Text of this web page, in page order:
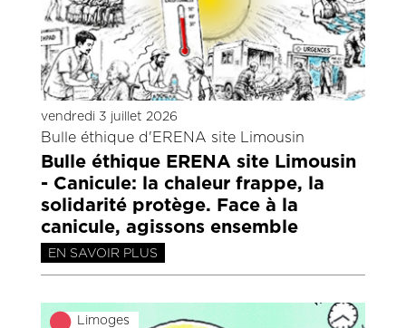
vendredi 3 juillet 2026
Bulle éthique d'ERENA site Limousin
Bulle éthique ERENA site Limousin
- Canicule: la chaleur frappe, la
solidarité protège. Face à la
canicule, agissons ensemble
EN SAVOIR PLUS
Limoges